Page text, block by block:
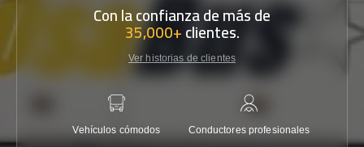
Con la confianza de más de
35,000+clientes.
Ver historias de clientes
Vehículos cómodos Conductores profesionales